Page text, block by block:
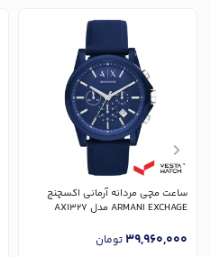
ساعت مچی مردانه آرمانی اکسچنج
ARMANI EXCHAGE مدل AX1327
39,960,000تومان